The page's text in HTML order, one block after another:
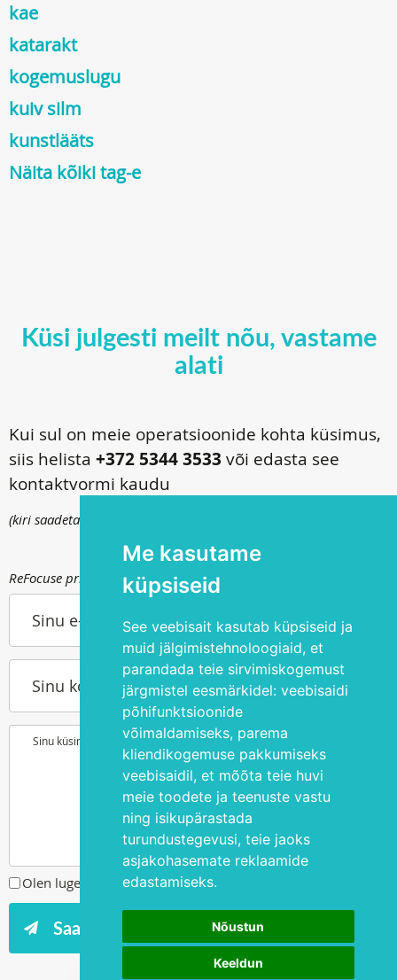
Me kasutame
küpsiseid
See veebisait kasutab küpsiseid ja
muid jälgimistehnoloogiaid, et
parandada teie sirvimiskogemust
järgmistel eesmärkidel: veebisaidi
põhifunktsioonide
võimaldamiseks, parema
kliendikogemuse pakkumiseks
veebisaidil, et mõõta teie huvi
meie toodete ja teenuste vastu
ning isikupärastada
turundustegevusi, teie jaoks
asjakohasemate reklaamide
edastamiseks.
Nõustun
Keeldun
kae
katarakt
kogemuslugu
kuiv silm
kunstlääts
Näita kõiki tag-e
Küsi julgesti meilt nõu, vastame
alati
Kui sul on meie operatsioonide kohta küsimus,
siis helista +372 5344 3533 või edasta see
kontaktvormi kaudu
(kiri saadetakse
ReFocuse privaatsuspoliitika kohta saad lugeda
Sinu e-post
Sinu kontakttelefon
Sinu küsimus või soov
Olen lugenud ja nõustunprivaatsuspoliitikaga